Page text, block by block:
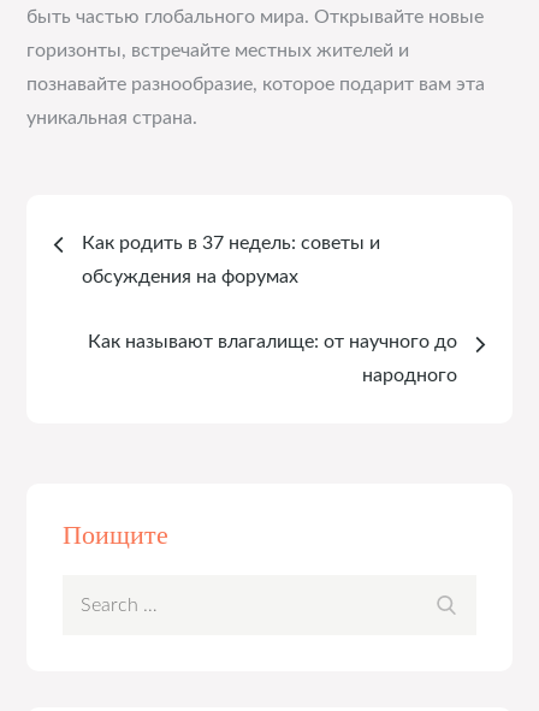
быть частью глобального мира. Открывайте новые
горизонты, встречайте местных жителей и
познавайте разнообразие, которое подарит вам эта
уникальная страна.
Навигация
записям
Как родить в 37 недель: советы и
обсуждения на форумах
Как называют влагалище: от научного до
народного
Поищите